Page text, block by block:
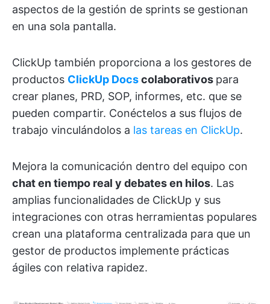
aspectos de la gestión de sprints se gestionan
en una sola pantalla.
ClickUp también proporciona a los gestores de
productos ClickUp Docscolaborativos para
crear planes, PRD, SOP, informes, etc. que se
pueden compartir. Conéctelos a sus flujos de
trabajo vinculándolos a las tareas en ClickUp.
Mejora la comunicación dentro del equipo con
chat en tiempo real y debates en hilos. Las
amplias funcionalidades de ClickUp y sus
integraciones con otras herramientas populares
crean una plataforma centralizada para que un
gestor de productos implemente prácticas
ágiles con relativa rapidez.